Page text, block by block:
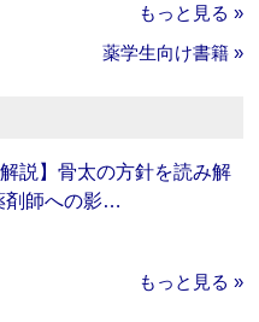
もっと見る »
薬学生向け書籍 »
説】骨太の方針を読み解
剤師への影…
もっと見る »